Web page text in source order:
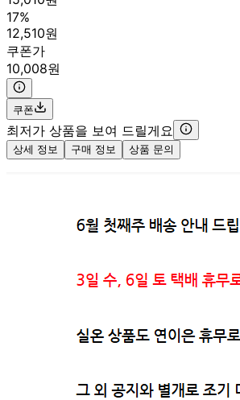
17%
12,510원
쿠폰가
10,008원
쿠폰
최저가 상품을 보여 드릴게요
상세 정보 구매 정보 상품 문의